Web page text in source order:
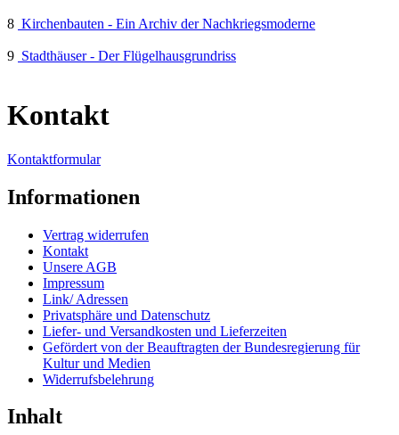
8 Kirchenbauten - Ein Archiv der Nachkriegsmoderne
9 Stadthäuser - Der Flügelhausgrundriss
Kontakt
Kontaktformular
Informationen
Vertrag widerrufen
Kontakt
Unsere AGB
Impressum
Link/ Adressen
Privatsphäre und Datenschutz
Liefer- und Versandkosten und Lieferzeiten
Gefördert von der Beauftragten der Bundesregierung für
Kultur und Medien
Widerrufsbelehrung
Inhalt